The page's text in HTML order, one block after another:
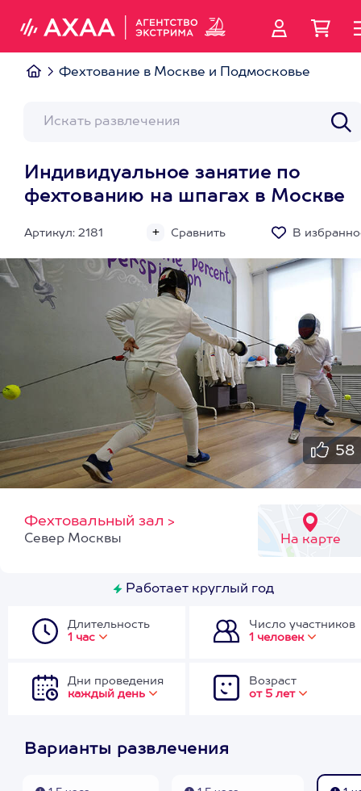
Фехтование в Москве и Подмосковье
Индивидуальное занятие по
фехтованию на шпагах в Москве
Артикул: 2181 Сравнить В
58
Фехтовальный зал >
На карте
Север Москвы
Работает круглый год
Длительность
1 час
Число участников
1 человек
Дни проведения
каждый день
Возраст
от 5 лет
Варианты развлечения